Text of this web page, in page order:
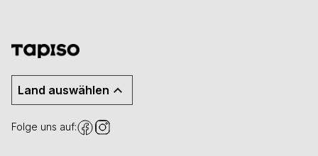
Land auswählen
Folge uns auf: